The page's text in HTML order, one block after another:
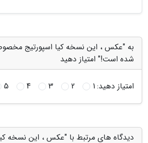
به "عکس ، این نسخه کیا اسپورتیج
شده است!" امتیاز دهید
امتیاز دهید:1
2
3
4
5
دیدگاه های مرتبط با "عکس ، این نسخه